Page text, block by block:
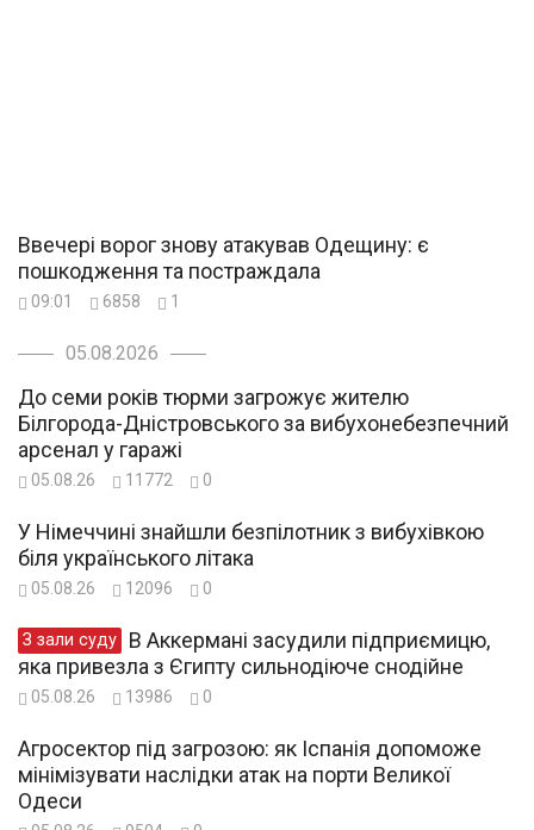
Ввечері ворог знову атакував Одещину: є
пошкодження та постраждала
09:01 6858 1
05.08.2026
До семи років тюрми загрожує жителю
Білгорода-Дністровського за вибухонебезпечний
арсенал у гаражі
05.08.26 11772 0
У Німеччині знайшли безпілотник з вибухівкою
біля українського літака
05.08.26 12096 0
З зали суду
яка привезла з Єгипту сильнодіюче снодійне
05.08.26 13986 0
Агросектор під загрозою: як Іспанія допоможе
мінімізувати наслідки атак на порти Великої
Одеси